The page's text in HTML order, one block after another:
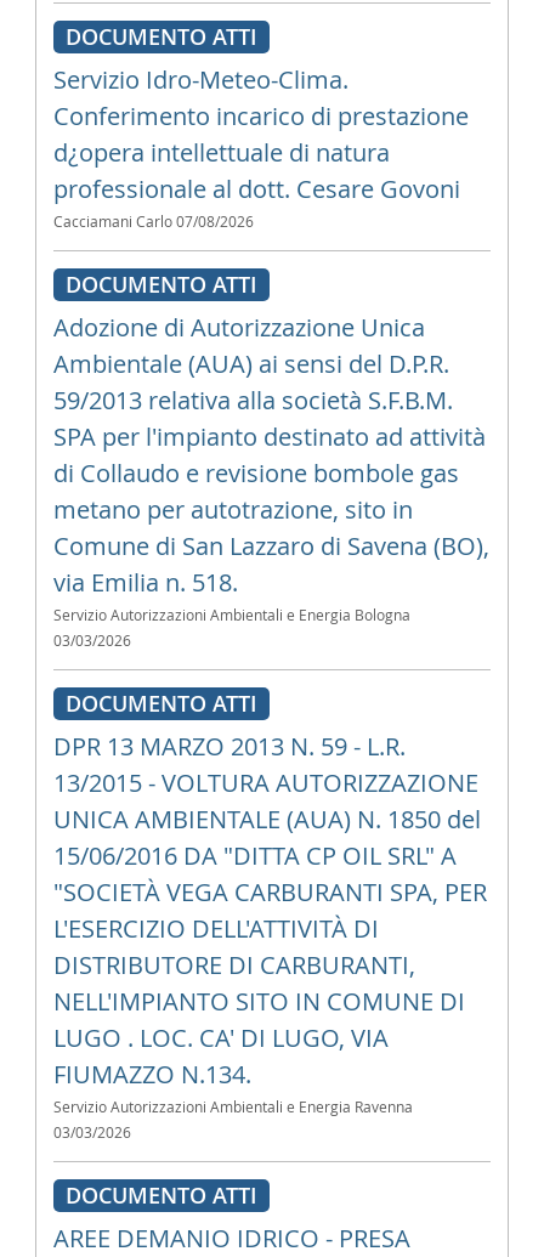
DOCUMENTO ATTI
Servizio Idro-Meteo-Clima.
Conferimento incarico di prestazione
d¿opera intellettuale di natura
professionale al dott. Cesare Govoni
Cacciamani Carlo 07/08/2026
DOCUMENTO ATTI
Adozione di Autorizzazione Unica
Ambientale (AUA) ai sensi del D.P.R.
59/2013 relativa alla società S.F.B.M.
SPA per l'impianto destinato ad attività
di Collaudo e revisione bombole gas
metano per autotrazione, sito in
Comune di San Lazzaro di Savena (BO),
via Emilia n. 518.
Servizio Autorizzazioni Ambientali e Energia Bologna
03/03/2026
DOCUMENTO ATTI
DPR 13 MARZO 2013 N. 59 - L.R.
13/2015 - VOLTURA AUTORIZZAZIONE
UNICA AMBIENTALE (AUA) N. 1850 del
15/06/2016 DA "DITTA CP OIL SRL" A
"SOCIETÀ VEGA CARBURANTI SPA, PER
L'ESERCIZIO DELL'ATTIVITÀ DI
DISTRIBUTORE DI CARBURANTI,
NELL'IMPIANTO SITO IN COMUNE DI
LUGO . LOC. CA' DI LUGO, VIA
FIUMAZZO N.134.
Servizio Autorizzazioni Ambientali e Energia Ravenna
03/03/2026
DOCUMENTO ATTI
AREE DEMANIO IDRICO - PRESA